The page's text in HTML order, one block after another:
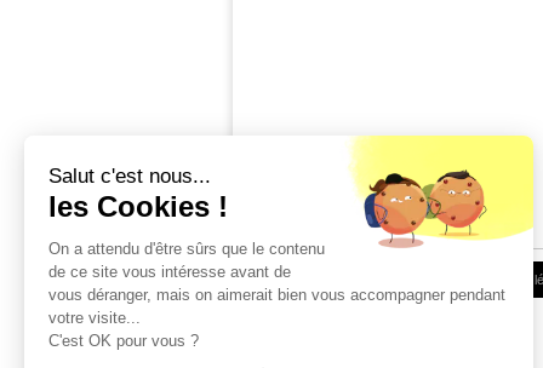
Conditions d'utilisation Infos
Salut c'est nous...
les Cookies !
On a attendu d'être sûrs que le contenu
de ce site vous intéresse avant de
vous déranger, mais on aimerait bien vous accompagner pendant
votre visite...
C'est OK pour vous ?